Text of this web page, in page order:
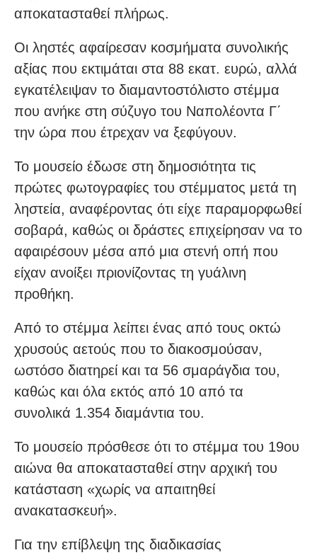
αποκατασταθεί πλήρως.
Οι ληστές αφαίρεσαν κοσμήματα συνολικής
αξίας που εκτιμάται στα 88 εκατ. ευρώ, αλλά
εγκατέλειψαν το διαμαντοστόλιστο στέμμα
που ανήκε στη σύζυγο του Ναπολέοντα Γ΄
την ώρα που έτρεχαν να ξεφύγουν.
Το μουσείο έδωσε στη δημοσιότητα τις
πρώτες φωτογραφίες του στέμματος μετά τη
ληστεία, αναφέροντας ότι είχε παραμορφωθεί
σοβαρά, καθώς οι δράστες επιχείρησαν να το
αφαιρέσουν μέσα από μια στενή οπή που
είχαν ανοίξει πριονίζοντας τη γυάλινη
προθήκη.
Από το στέμμα λείπει ένας από τους οκτώ
χρυσούς αετούς που το διακοσμούσαν,
ωστόσο διατηρεί και τα 56 σμαράγδια του,
καθώς και όλα εκτός από 10 από τα
συνολικά 1.354 διαμάντια του.
Το μουσείο πρόσθεσε ότι το στέμμα του 19ου
αιώνα θα αποκατασταθεί στην αρχική του
κατάσταση «χωρίς να απαιτηθεί
ανακατασκευή».
Για την επίβλεψη της διαδικασίας